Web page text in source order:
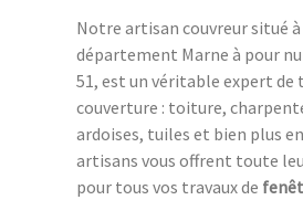
Notre artisan couvreur situé
département Marne à pour
51, est un véritable expert de
couverture : toiture,
ardoises, tuiles et bien plus
artisans vous offrent toute
pour tous vos travaux de